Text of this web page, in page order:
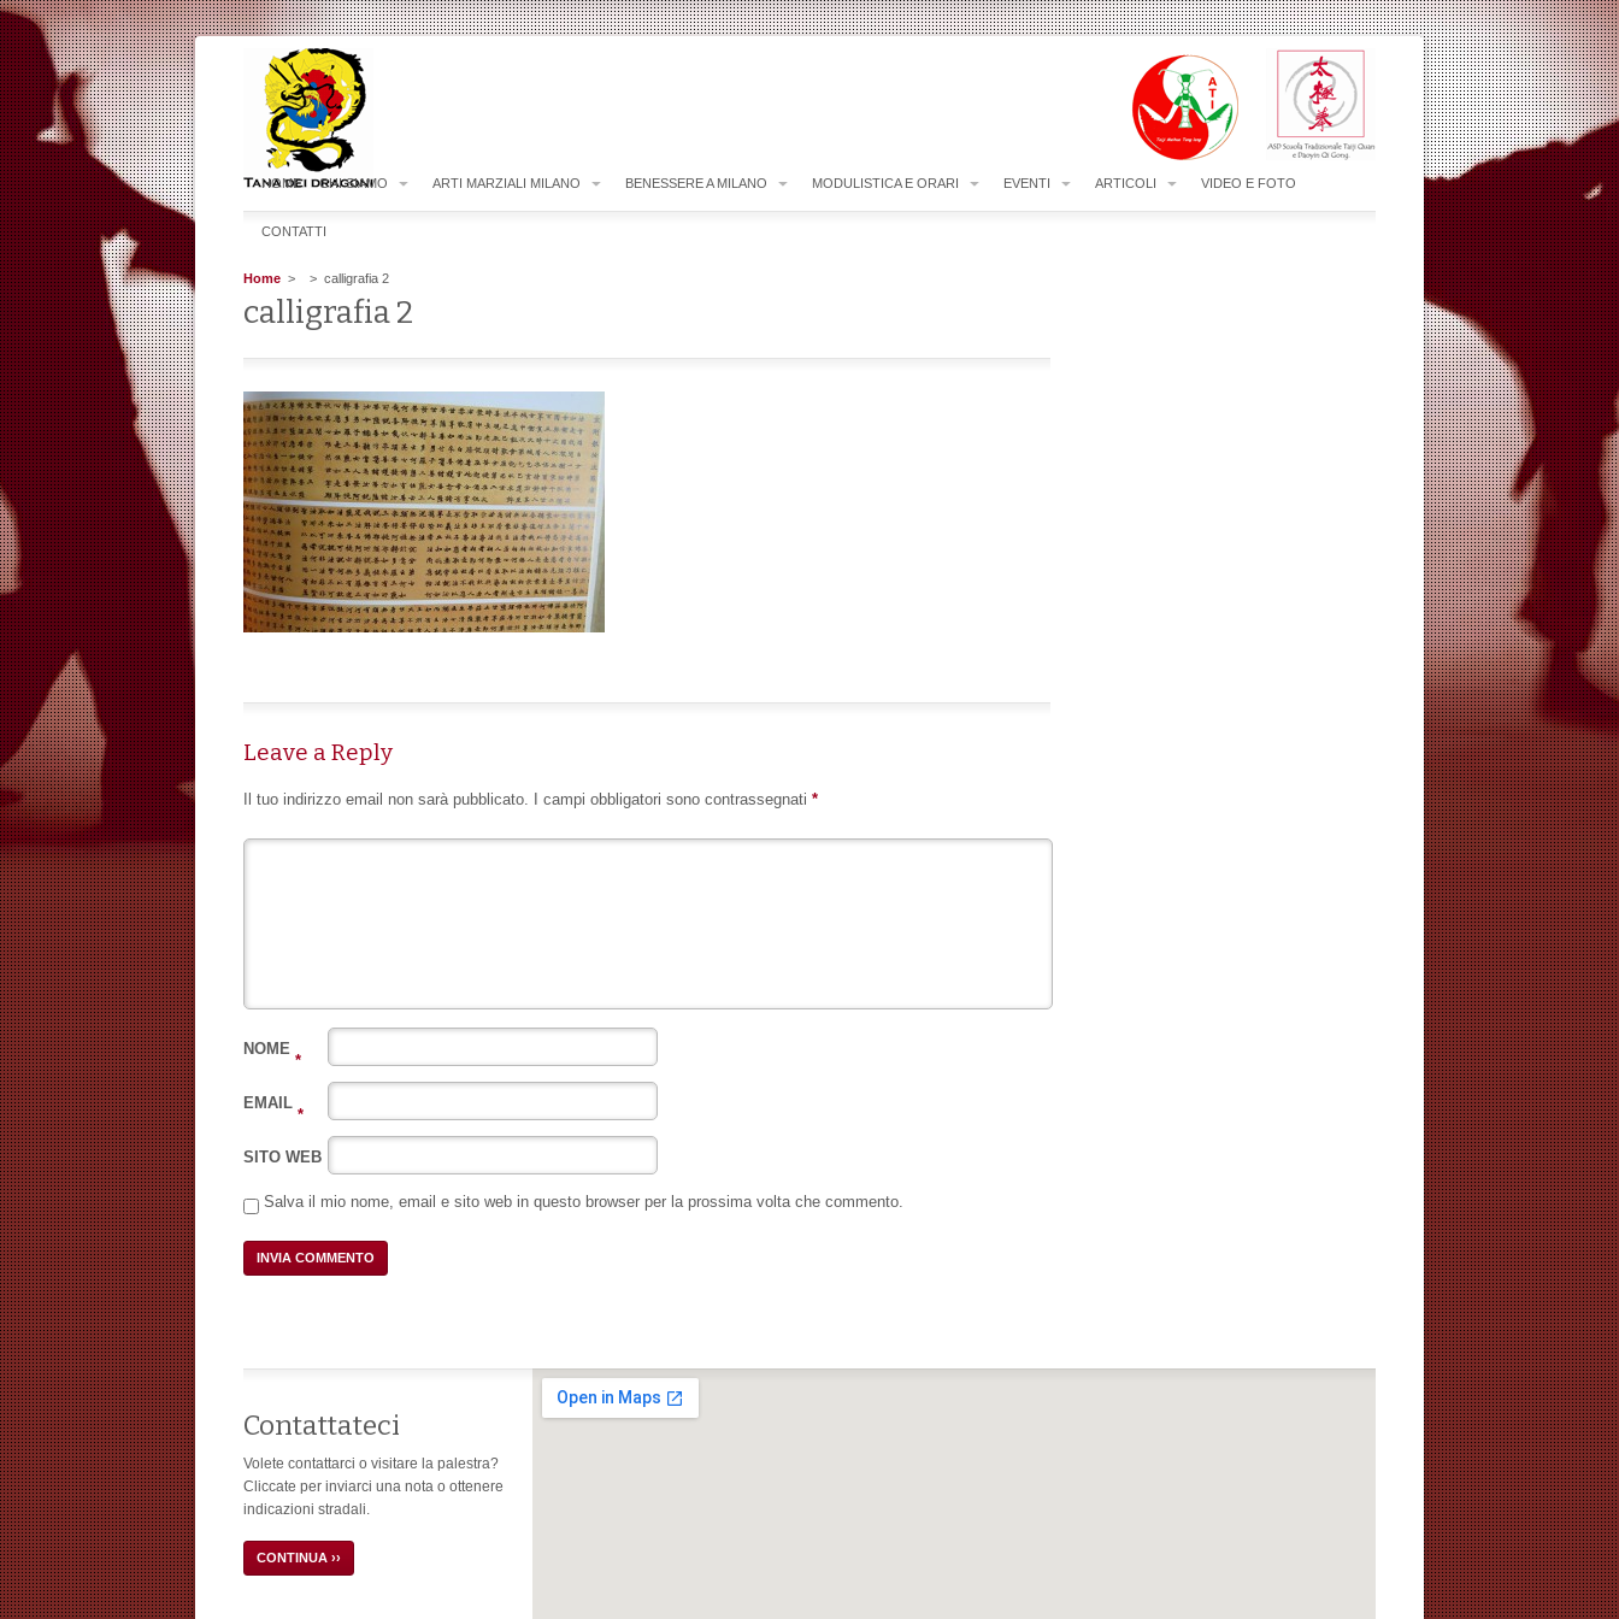
HOME CHI SIAMO ARTI MARZIALI MILANO BENESSERE A MILANO MODULISTICA E ORARI EVENTI ARTICOLI VIDEO E FOTO
CONTATTI
Home > > calligrafia 2
calligrafia 2
Leave a Reply
Il tuo indirizzo email non sarà pubblicato. I campi obbligatori sono contrassegnati *
NOME
*
EMAIL
*
SITO WEB
Salva il mio nome, email e sito web in questo browser per la prossima volta che commento.
Contattateci
Volete contattarci o visitare la palestra?
Cliccate per inviarci una nota o ottenere
indicazioni stradali.
CONTINUA ››